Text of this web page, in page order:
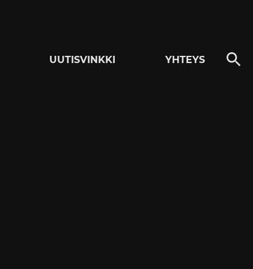
UUTISVINKKI YHTEYS